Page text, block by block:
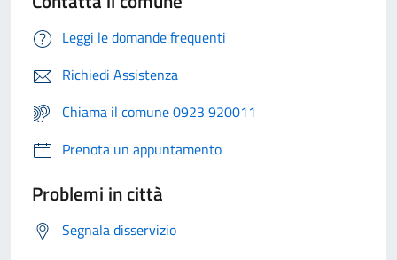
Leggi le domande frequenti
Richiedi Assistenza
Chiama il comune 0923 920011
Prenota un appuntamento
Problemi in città
Segnala disservizio